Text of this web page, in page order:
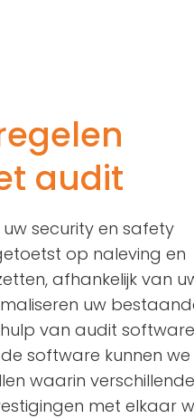
Brandbeveiliging
Ontruiming
Broeidetectie
Incidentbeheer
Industrie
Vitale
Banken &
Onderwijs
Amusement
Overheid
audit
security en safety
op naleving en
afhankelijk van
uw
van audit
software kunnen we
waarin
met elkaar